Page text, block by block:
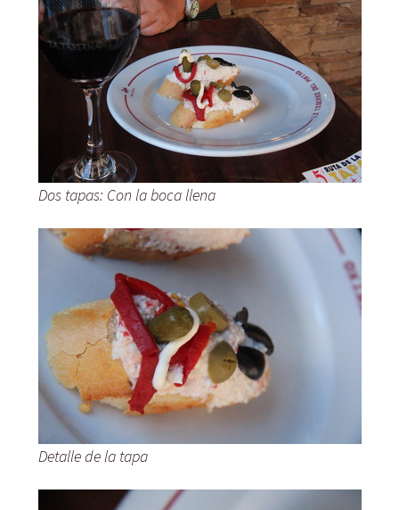
Dos tapas: Con la boca llena
Detalle de la tapa